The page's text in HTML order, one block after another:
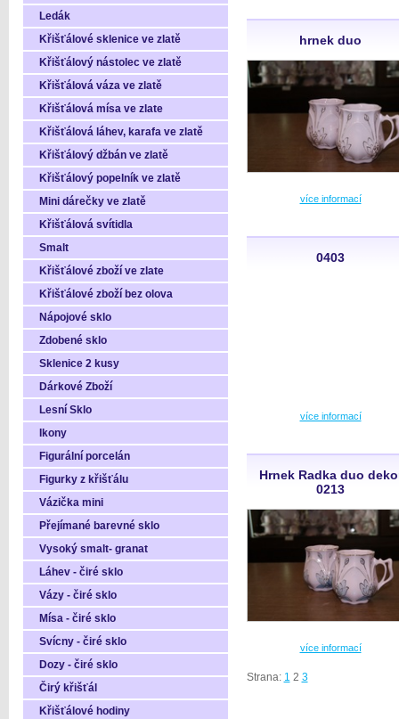
Ledák
Křišťálové sklenice ve zlatě
Křišťálový nástolec ve zlatě
Křišťálová váza ve zlatě
Křišťálová mísa ve zlate
Křišťálová láhev, karafa ve zlatě
Křišťálový džbán ve zlatě
Křišťálový popelník ve zlatě
Mini dárečky ve zlatě
Křišťálová svítidla
Smalt
Křišťálové zboží ve zlate
Křišťálové zboží bez olova
Nápojové sklo
Zdobené sklo
Sklenice 2 kusy
Dárkové Zboží
Lesní Sklo
Ikony
Figurální porcelán
Figurky z křišťálu
Vázička mini
Přejímané barevné sklo
Vysoký smalt- granat
Láhev - čiré sklo
Vázy - čiré sklo
Mísa - čiré sklo
Svícny - čiré sklo
Dozy - čiré sklo
Čirý křišťál
Křišťálové hodiny
hrnek duo
více informací
0403
více informací
Hrnek Radka duo
0213
více informací
Strana: 1 2 3